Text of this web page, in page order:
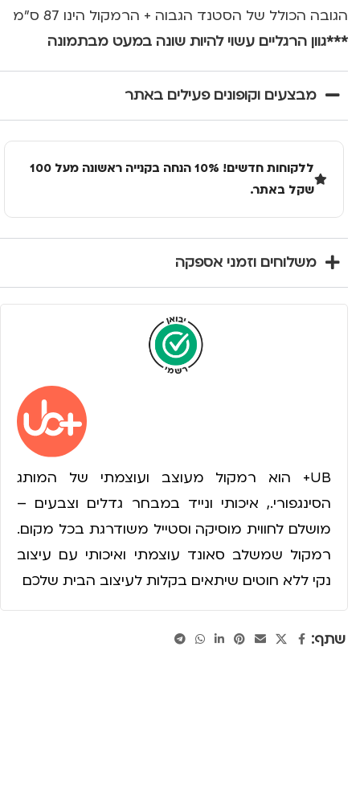
הגובה הכולל של הסטנד הגבוה + הרמקול הינו 87 ס"מ
***גוון הרגליים עשוי להיות שונה במעט מבתמונה
מבצעים וקופונים פעילים באתר
ללקוחות חדשים! 10% הנחה בקנייה ראשונה מעל 100
שקל באתר.
משלוחים וזמני אספקה
UB+ הוא רמקול מעוצב ועוצמתי של המותג
הסינגפורי., איכותי ונייד במבחר גדלים וצבעים –
מושלם לחווית מוסיקה וסטייל משודרגת בכל מקום.
רמקול שמשלב סאונד עוצמתי ואיכותי עם עיצוב
נקי ללא חוטים שיתאים בקלות לעיצוב הבית שלכם
שתף: